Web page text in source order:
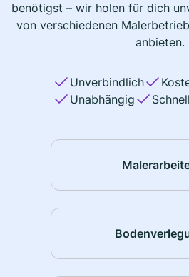
benötigst – wir holen für dich
von verschiedenen
anbieten.
Unverbindlich
Unabhängig
Schnell